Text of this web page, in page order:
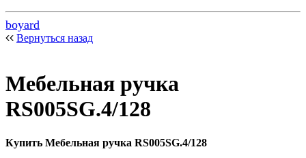
boyard
Вернуться назад
Мебельная ручка
RS005SG.4/128
Купить Мебельная ручка RS005SG.4/128